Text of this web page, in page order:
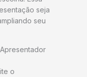
seja
seu
o